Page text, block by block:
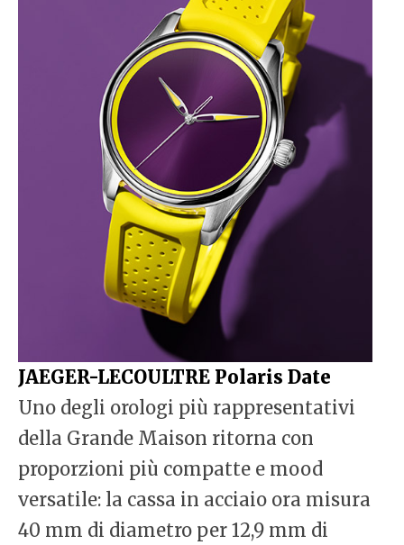
JAEGER-LECOULTRE Polaris Date
Uno degli orologi più rappresentativi
della Grande Maison ritorna con
proporzioni più compatte e mood
versatile: la cassa in acciaio ora misura
40 mm di diametro per 12,9 mm di